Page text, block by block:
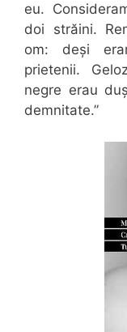
eu.
doi străini.
om: deși
prietenii.
negre erau
demnitate.”